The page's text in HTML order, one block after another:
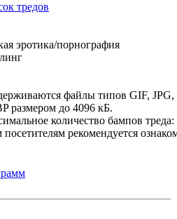
тредов
эротика/порнография
файлы типов GIF,
размером до 4096 кБ.
количество бампов треда:
посетителям рекомендуется